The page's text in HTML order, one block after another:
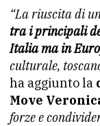
“La riuscita di
tra i principali
Italia ma in
culturale,
ha aggiunto la
Move
forze e